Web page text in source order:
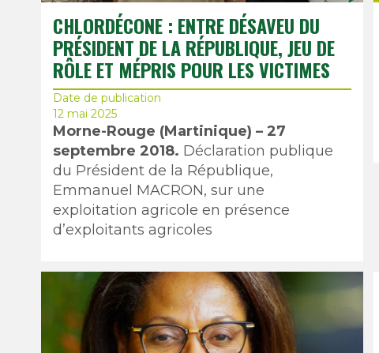
CHLORDÉCONE : ENTRE DÉSAVEU DU
PRÉSIDENT DE LA RÉPUBLIQUE, JEU DE
RÔLE ET MÉPRIS POUR LES VICTIMES
Date de publication
12 mai 2025
Morne-Rouge (Martinique) – 27
septembre 2018. Déclaration publique
du Président de la République,
Emmanuel MACRON, sur une
exploitation agricole en présence
d’exploitants agricoles